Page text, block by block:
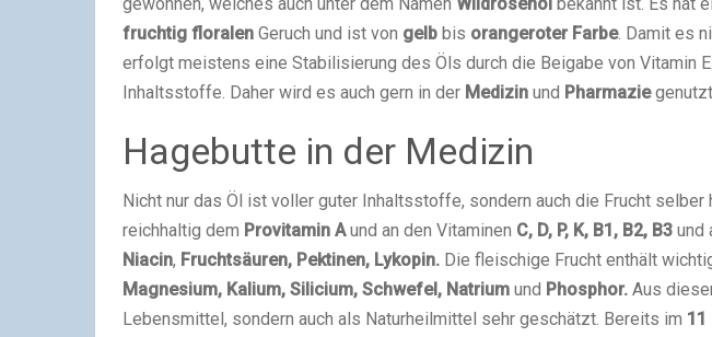
fruchtig floralen Geruch und ist von gelb bis orangeroter Farbe. Damit es
erfolgt meistens eine Stabilisierung des Öls durch die Beigabe von Vitamin
Inhaltsstoffe. Daher wird es auch gern in der Medizin und Pharmazie
Hagebutte in der Medizin
Nicht nur das Öl ist voller guter Inhaltsstoffe, sondern auch die Frucht selber
reichhaltig dem Provitamin Aund an den Vitaminen C, D, P, K, B1, B2, B3 und
Niacin, Fruchtsäuren, Pektinen, Lykopin. Die fleischige Frucht enthält
Magnesium, Kalium, Silicium, Schwefel, Natrium und Phosphor. Aus
Lebensmittel, sondern auch als Naturheilmittel sehr geschätzt. Bereits im 11